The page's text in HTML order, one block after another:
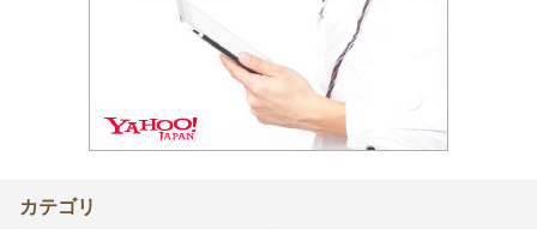
カテゴリ